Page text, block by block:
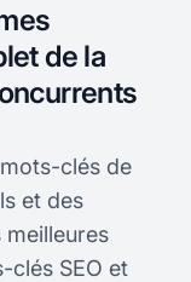
de la
clés de
et des
meilleures
clés SEO et